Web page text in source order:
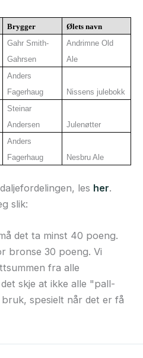
Brygger
Ølets navn
Gahr Smith-
Gahrsen
Andrimne Old
Ale
Anders
Fagerhaug
Nissens julebokk
Steinar
Andersen
Julenøtter
Anders
Fagerhaug
Nesbru Ale
les her.
slik:
det ta minst 40 poeng.
bronse 30 poeng. Vi
fra alle
skje at ikke alle "pall-
spesielt når det er få